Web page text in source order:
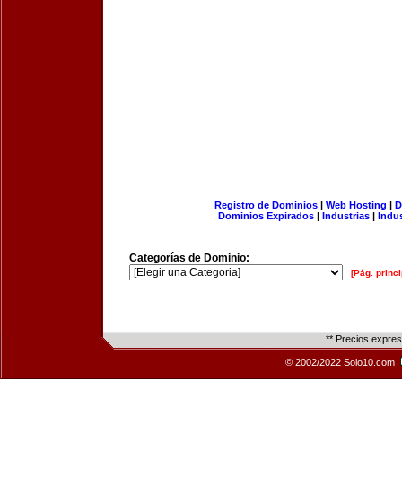
Registro de Dominios| Web Hosting |
Dominios Expirados | Industrias |
Categorías de Dominio:
[Pág.
** Precios
© 2002/2022 Solo10.com